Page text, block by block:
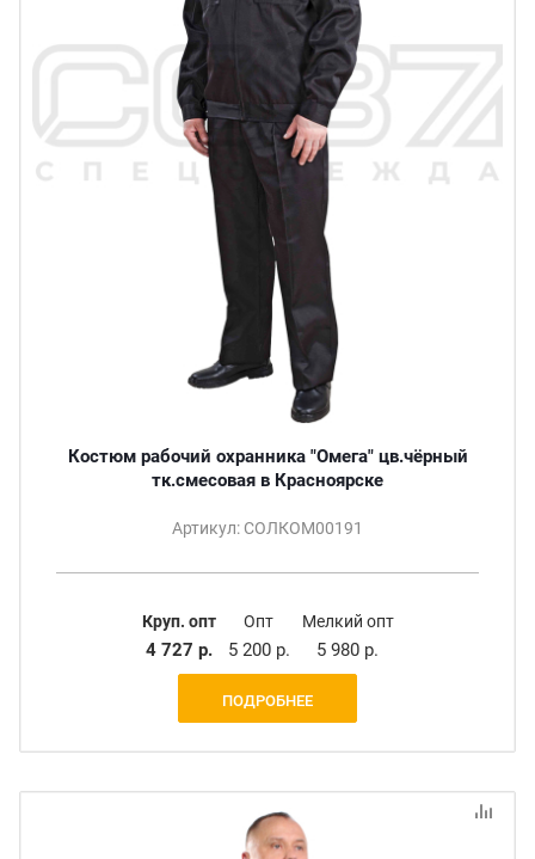
Костюм рабочий охранника "Омега" цв.чёрный
тк.смесовая в Красноярске
Артикул: СОЛКОМ00191
Круп. опт
4 727 р.
Опт
5 200 р.
Мелкий опт
5 980 р.
ПОДРОБНЕЕ